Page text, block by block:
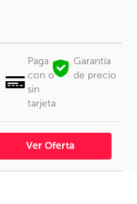
Paga
con o
sin
tarjeta
Garantía
de precio
Ver Oferta